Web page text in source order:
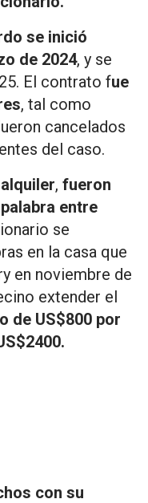
se inició
de 2024, y se
El contrato fue
, tal como
cancelados
del caso.
, fueron
entre
se
en la casa que
en noviembre de
extender el
de US$800 por
con su